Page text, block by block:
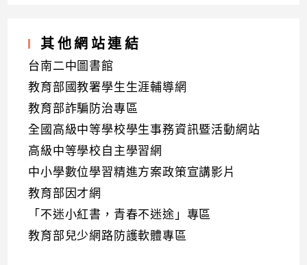
其他網站連結
台南二中圖書館
教育部國教署學生生涯輔導網
教育部詐騙防治專區
全國高級中等學校學生事務資訊暨活動網站
高級中等學校自主學習網
中小學數位學習精進方案政策宣講影片
教育部因才網
「不迷小紅書，青春不迷途」專區
教育部兒少網路防護軟體專區